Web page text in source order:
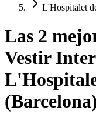
L'Hospitalet
Las 2
Vestir
(Barcelona